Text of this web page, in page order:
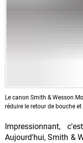
Le canon Smith & Wesson
réduire le retour de bouche
Impressionnant,
Aujourd'hui, Smith &